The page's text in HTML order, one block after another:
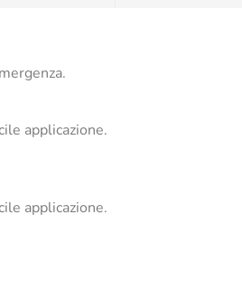
applicazione.
applicazione.